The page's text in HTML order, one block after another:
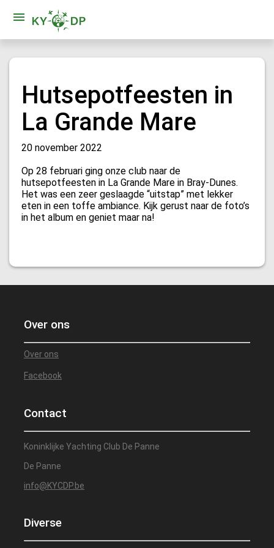
Hutsepotfeesten in
La Grande Mare
20 november 2022
Op 28 februari ging onze club naar de
hutsepotfeesten in La Grande Mare in Bray-Dunes.
Het was een zeer geslaagde “uitstap” met lekker
eten in een toffe ambiance. Kijk gerust naar de foto’s
in het album en geniet maar na!
Over ons
Over ons
Facebook
Contact
Koninklijke Yachting Club De Panne
De Panne
info@KYCDP.be
Diverse